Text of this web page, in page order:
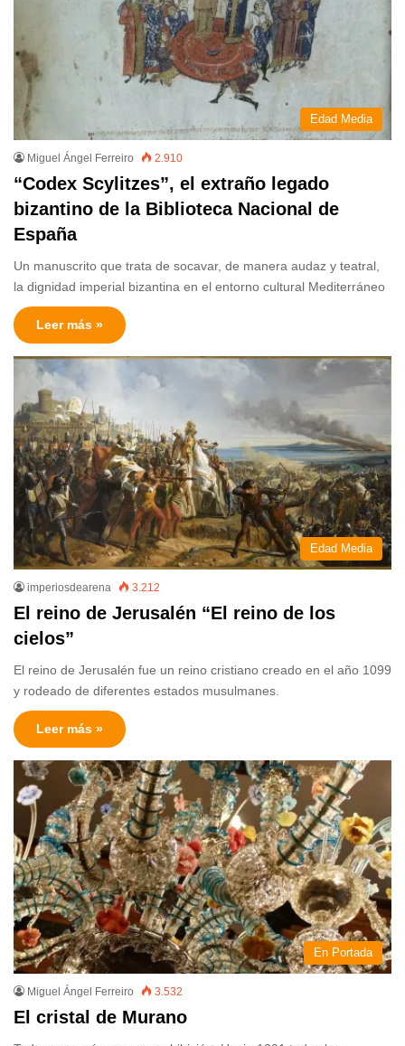
Edad Media
Miguel Ángel Ferreiro 2.910
“Codex Scylitzes”, el extraño legado
bizantino de la Biblioteca Nacional de
España
Un manuscrito que trata de socavar, de manera audaz y teatral,
la dignidad imperial bizantina en el entorno cultural Mediterráneo
Leer más »
Edad Media
imperiosdearena 3.212
El reino de Jerusalén “El reino de los
cielos”
El reino de Jerusalén fue un reino cristiano creado en el año 1099
y rodeado de diferentes estados musulmanes.
Leer más »
En Portada
Miguel Ángel Ferreiro 3.532
El cristal de Murano